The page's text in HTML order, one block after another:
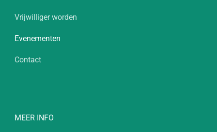
Vrijwilliger worden
Evenementen
Contact
MEER INFO